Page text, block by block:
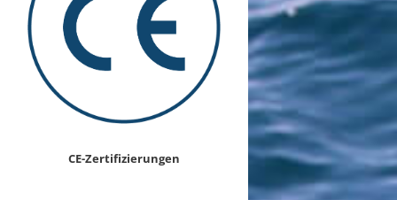
CE-Zertifizierungen